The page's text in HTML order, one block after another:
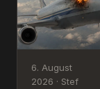
6. August
2026 · Stef